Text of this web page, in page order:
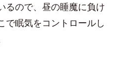
るので、昼の睡魔に負け
で眠気をコントロールし